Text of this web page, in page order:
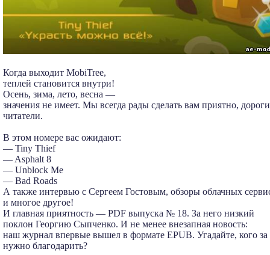
Когда выходит MobiTree,
теплей становится внутри!
Осень, зима, лето, весна —
значения не имеет. Мы всегда рады сделать вам приятно,
читатели.
В этом номере вас ожидают:
— Tiny Thief
— Asphalt 8
— Unblock Me
— Bad Roads
А также интервью с Сергеем Гостовым, обзоры облачных
и многое другое!
И главная приятность — PDF выпуска № 18. За него низкий
поклон Георгию Сыпченко. И не менее внезапная новость:
наш журнал впервые вышел в формате EPUB. Угадайте, кого за
нужно благодарить?